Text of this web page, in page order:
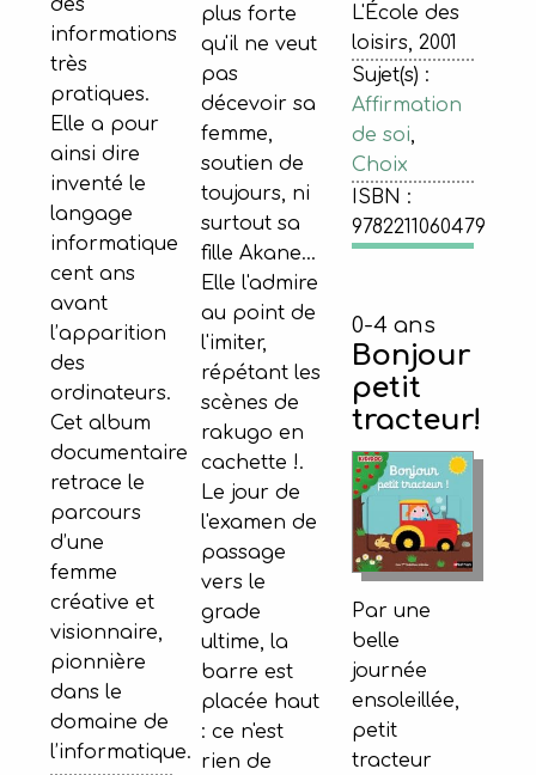
des
informations
très
pratiques.
Elle a pour
ainsi dire
inventé le
langage
informatique
cent ans
avant
l’apparition
des
ordinateurs.
Cet album
documentaire
retrace le
parcours
d’une
femme
créative et
visionnaire,
pionnière
dans le
domaine de
l’informatique.
plus forte
qu'il ne veut
pas
décevoir sa
femme,
soutien de
toujours, ni
surtout sa
fille Akane...
Elle l'admire
au point de
l'imiter,
répétant les
scènes de
rakugo en
cachette !.
Le jour de
l'examen de
passage
vers le
grade
ultime, la
barre est
placée haut
: ce n'est
rien de
L'École des
loisirs, 2001
Sujet(s) :
Affirmation
de soi,
Choix
ISBN :
9782211060479
0-4 ans
Bonjour
petit
tracteur!
Par une
belle
journée
ensoleillée,
petit
tracteur